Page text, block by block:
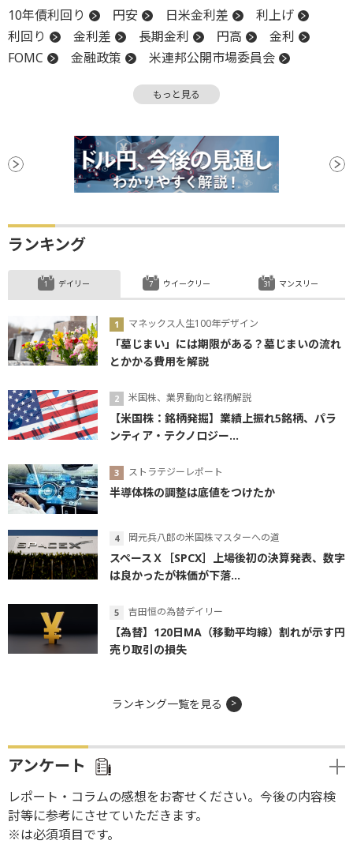
10年債利回り 円安 日米金利差
利上げ
利回り
金利差 長期金利 円高
金利
FOMC
金融政策
米連邦公開市場委員会
もっと見る
ランキング
デイリー
マネックス人生100年デザイン
「墓じまい」には期限がある？墓じまいの流れ
とかかる費用を解説
米国株、業界動向と銘柄解説
【米国株：銘柄発掘】業績上振れ5銘柄、パラ
ンティア・テクノロジー...
ストラテジーレポート
半導体株の調整は底値をつけたか
岡元兵八郎の米国株マスターへの道
スペースＸ［SPCX］上場後初の決算発表、数字
は良かったが株価が下落...
吉田恒の為替デイリー
【為替】120日MA（移動平均線）割れが示す円
売り取引の損失
ウイークリー マンスリー
ランキング一覧を見る
アンケート
レポート・コラムの感想をお寄せください。今後の内容検
討等に参考にさせていただきます。
※は必須項目です。